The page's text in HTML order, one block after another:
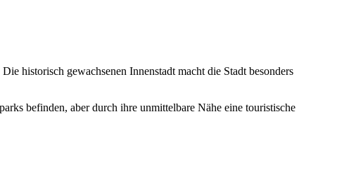
historisch gewachsenen Innenstadt macht die Stadt besonders
befinden, aber durch ihre unmittelbare Nähe eine touristische